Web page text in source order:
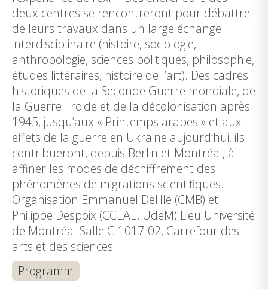
deux centres se rencontreront pour débattre
de leurs travaux dans un large échange
interdisciplinaire (histoire, sociologie,
anthropologie, sciences politiques, philosophie,
études littéraires, histoire de l’art). Des cadres
historiques de la Seconde Guerre mondiale, de
la Guerre Froide et de la décolonisation après
1945, jusqu’aux « Printemps arabes » et aux
effets de la guerre en Ukraine aujourd’hui, ils
contribueront, depuis Berlin et Montréal, à
affiner les modes de déchiffrement des
phénomènes de migrations scientifiques.
Organisation Emmanuel Delille (CMB) et
Philippe Despoix (CCEAE, UdeM) Lieu Université
de Montréal Salle C-1017-02, Carrefour des
arts et des sciences
Programm